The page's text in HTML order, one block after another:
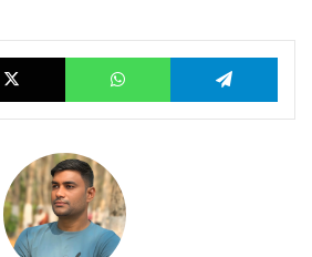
X WhatsApp